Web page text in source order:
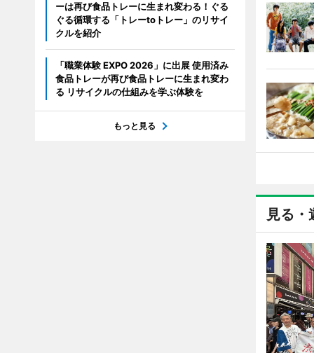
見る・
ーは再び食品トレーに生まれ変わる！ぐる
ぐる循環する「トレーtoトレー」のリサイ
クルを紹介
「職業体験 EXPO 2026」に出展 使用済み
食品トレーが再び食品トレーに生まれ変わ
る リサイクルの仕組みを学ぶ体験を
もっと見る